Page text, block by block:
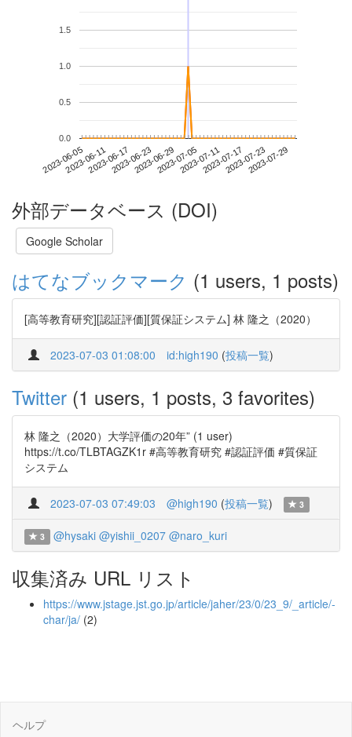
2023-06-052023-06-112023-06-172023-06-232023-06-292023-07-052023-07-112023-07-172023-07-232023-07-29
0.0
0.5
1.0
1.5
外部データベース (DOI)
Google Scholar
はてなブックマーク (1 users, 1 posts)
[高等教育研究][認証評価][質保証システム] 林 隆之（2020）
2023-07-03 01:08:00 id:high190 (投稿一覧)
Twitter (1 users, 1 posts, 3 favorites)
林 隆之（2020）大学評価の20年” (1 user)
https://t.co/TLBTAGZK1r #高等教育研究 #認証評価 #質保証
システム
2023-07-03 07:49:03 @high190 (投稿一覧) 3
3 @hysaki @yishii_0207 @naro_kuri
収集済み URL リスト
https://www.jstage.jst.go.jp/article/jaher/23/0/23_9/_article/-
char/ja/ (2)
ヘルプ